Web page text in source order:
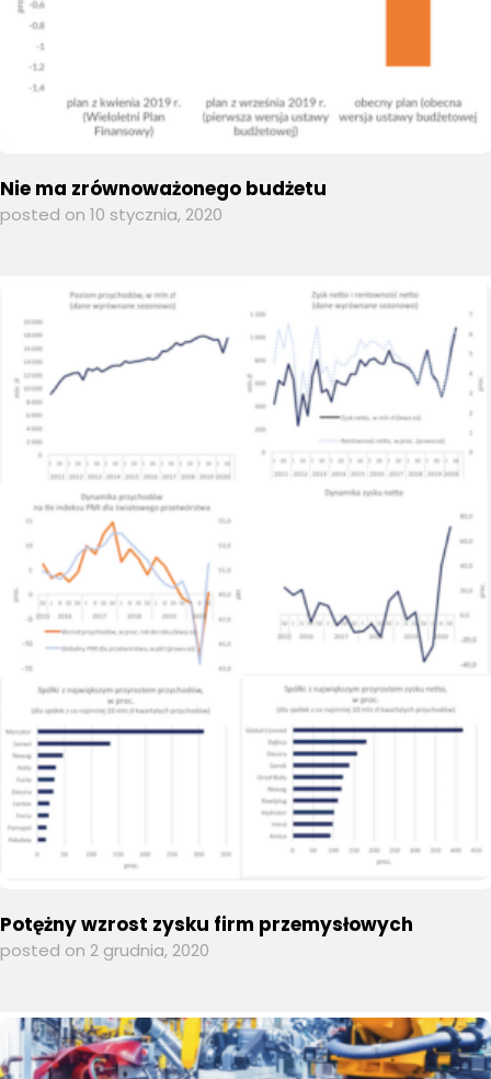
Nie ma zrównoważonego budżetu
posted on 10 stycznia, 2020
Potężny wzrost zysku firm przemysłowych
posted on 2 grudnia, 2020